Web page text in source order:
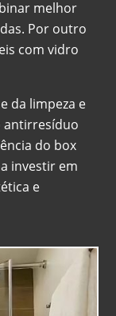
melhor
Por outro
com vidro
da limpeza e
antirresíduo
do box
investir em
e